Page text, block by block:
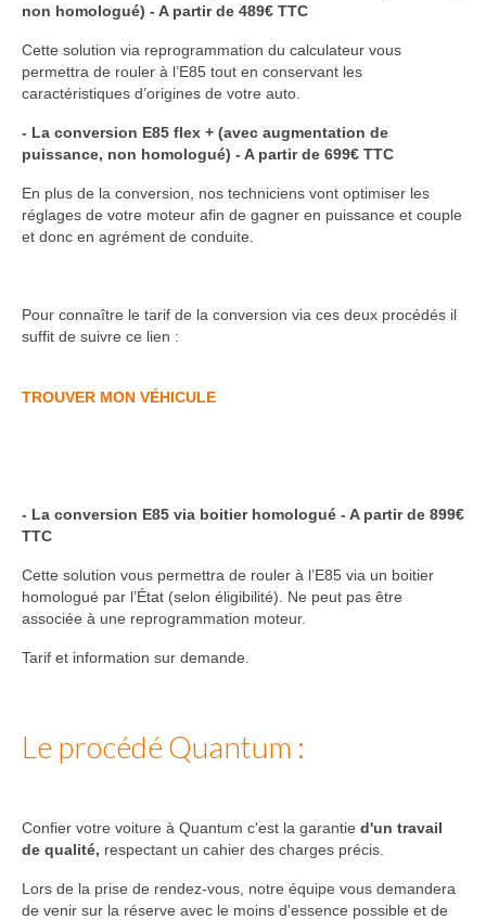
non homologué) - A partir de 489€ TTC
Cette solution via reprogrammation du calculateur vous
permettra de rouler à l’E85 tout en conservant les
caractéristiques d’origines de votre auto.
- La conversion E85 flex + (avec augmentation de
puissance, non homologué) - A partir de 699€ TTC
En plus de la conversion, nos techniciens vont optimiser les
réglages de votre moteur afin de gagner en puissance et couple
et donc en agrément de conduite.
Pour connaître le tarif de la conversion via ces deux procédés il
suffit de suivre ce lien :
TROUVER MON VÉHICULE
- La conversion E85 via boitier homologué - A partir de 899€
TTC
Cette solution vous permettra de rouler à l’E85 via un boitier
homologué par l’État (selon éligibilité). Ne peut pas être
associée à une reprogrammation moteur.
Tarif et information sur demande.
Le procédé Quantum :
Confier votre voiture à Quantum c'est la garantie d'un travail
de qualité, respectant un cahier des charges précis.
Lors de la prise de rendez-vous, notre équipe vous demandera
de venir sur la réserve avec le moins d'essence possible et de